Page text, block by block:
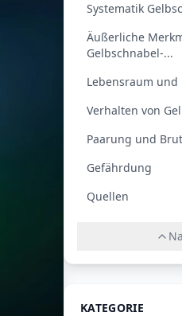
Systematik
Äußerliche
Gelbschnabel-...
Lebensraum
Verhalten von
Paarung und Brut
Gefährdung
Quellen
KATEGORIE